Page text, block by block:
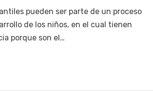
pueden ser parte de un proceso
de los niños, en el cual tienen
porque son el…